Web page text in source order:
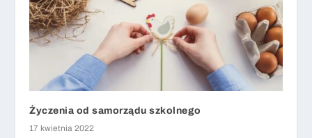
Życzenia od samorządu szkolnego
17 kwietnia 2022